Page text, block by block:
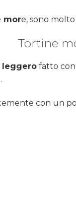
more, sono
Tortine
leggero fatto con
con un